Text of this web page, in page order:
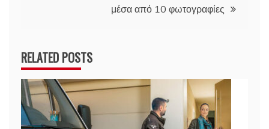
μέσα από 10 φωτογραφίες
RELATED POSTS